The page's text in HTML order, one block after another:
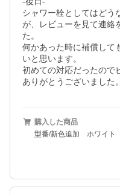
シャワー栓としてはどう
が、レビューを見て連絡
た。
何かあった時に補償して
いと思います。
初めての対応だったので
ありがとうございました。
購入した商品
型番/新色追加 ホワイト